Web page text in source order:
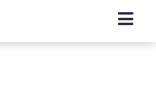
para social media e CRM